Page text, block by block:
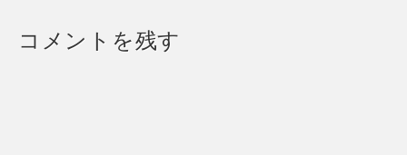
コメントを残す